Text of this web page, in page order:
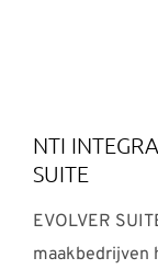
NTI
SUITE
EVOLVER
maakbedrijven